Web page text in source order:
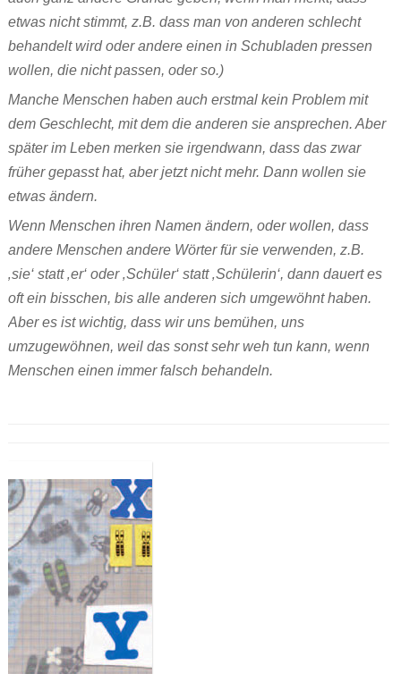
etwas nicht stimmt, z.B. dass man von anderen schlecht
behandelt wird oder andere einen in Schubladen pressen
wollen, die nicht passen, oder so.)
Manche Menschen haben auch erstmal kein Problem mit
dem Geschlecht, mit dem die anderen sie ansprechen. Aber
später im Leben merken sie irgendwann, dass das zwar
früher gepasst hat, aber jetzt nicht mehr. Dann wollen sie
etwas ändern.
Wenn Menschen ihren Namen ändern, oder wollen, dass
andere Menschen andere Wörter für sie verwenden, z.B.
‚sie‘ statt ‚er‘ oder ‚Schüler‘ statt ‚Schülerin‘, dann dauert es
oft ein bisschen, bis alle anderen sich umgewöhnt haben.
Aber es ist wichtig, dass wir uns bemühen, uns
umzugewöhnen, weil das sonst sehr weh tun kann, wenn
Menschen einen immer falsch behandeln.